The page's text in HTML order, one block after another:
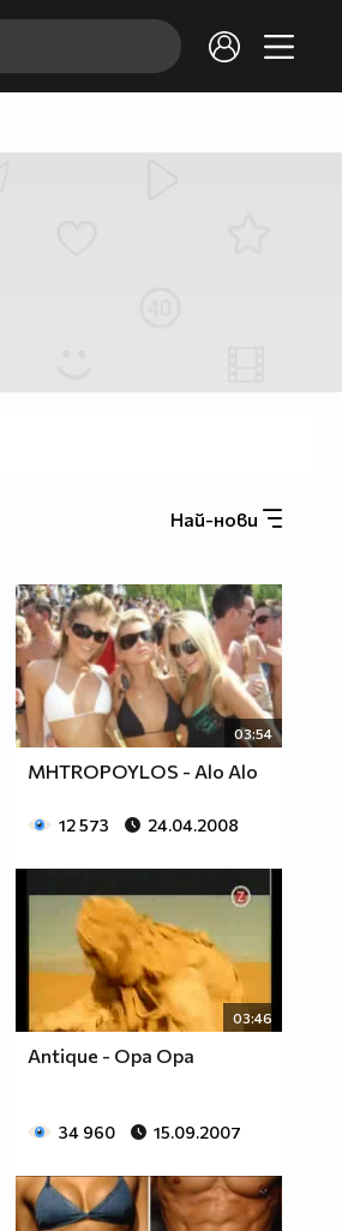
Най-нови
03:54
MHTROPOYLOS - Alo Alo
12 573 24.04.2008
03:46
Antique - Opa Opa
34 960 15.09.2007